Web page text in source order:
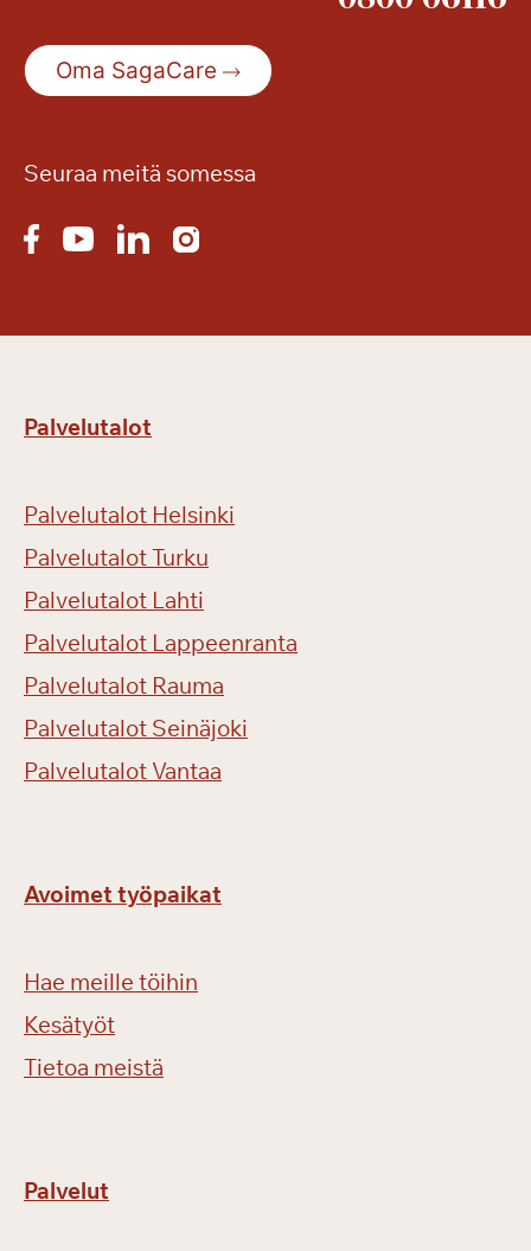
Oma SagaCare
Seuraa meitä somessa
Palvelutalot
Palvelutalot Helsinki
Palvelutalot Turku
Palvelutalot Lahti
Palvelutalot Lappeenranta
Palvelutalot Rauma
Palvelutalot Seinäjoki
Palvelutalot Vantaa
Avoimet työpaikat
Hae meille töihin
Kesätyöt
Tietoa meistä
Palvelut